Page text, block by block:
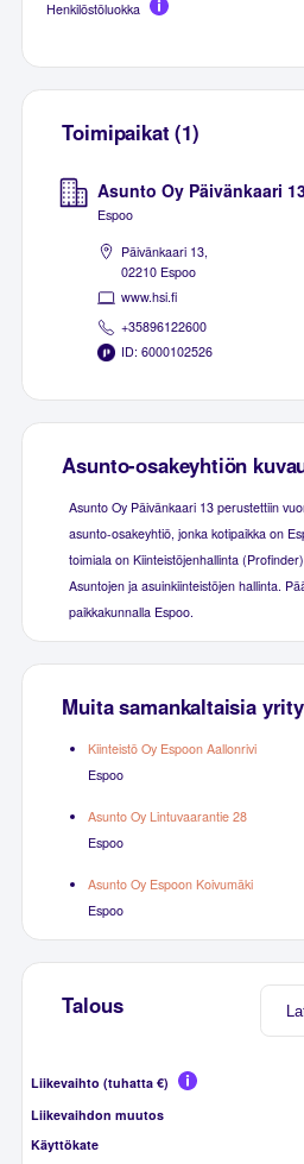
Henkilöstöluokka
Toimipaikat (1)
Asunto Oy Päivänkaari
Espoo
Päivänkaari 13,
02210 Espoo
www.hsi.fi
+35896122600
ID: 6000102526
Asunto-osakeyhtiön
Asunto Oy Päivänkaari 13 perustettiin
asunto-osakeyhtiö, jonka kotipaikka on
toimiala on Kiinteistöjenhallinta
Asuntojen ja asuinkiinteistöjen hallinta.
paikkakunnalla Espoo.
Muita samankaltaisia
Kiinteistö Oy Espoon Aallonrivi
Espoo
Asunto Oy Lintuvaarantie 28
Espoo
Asunto Oy Espoon Koivumäki
Espoo
Talous
Liikevaihto (tuhatta €)
Liikevaihdon muutos
Käyttökate